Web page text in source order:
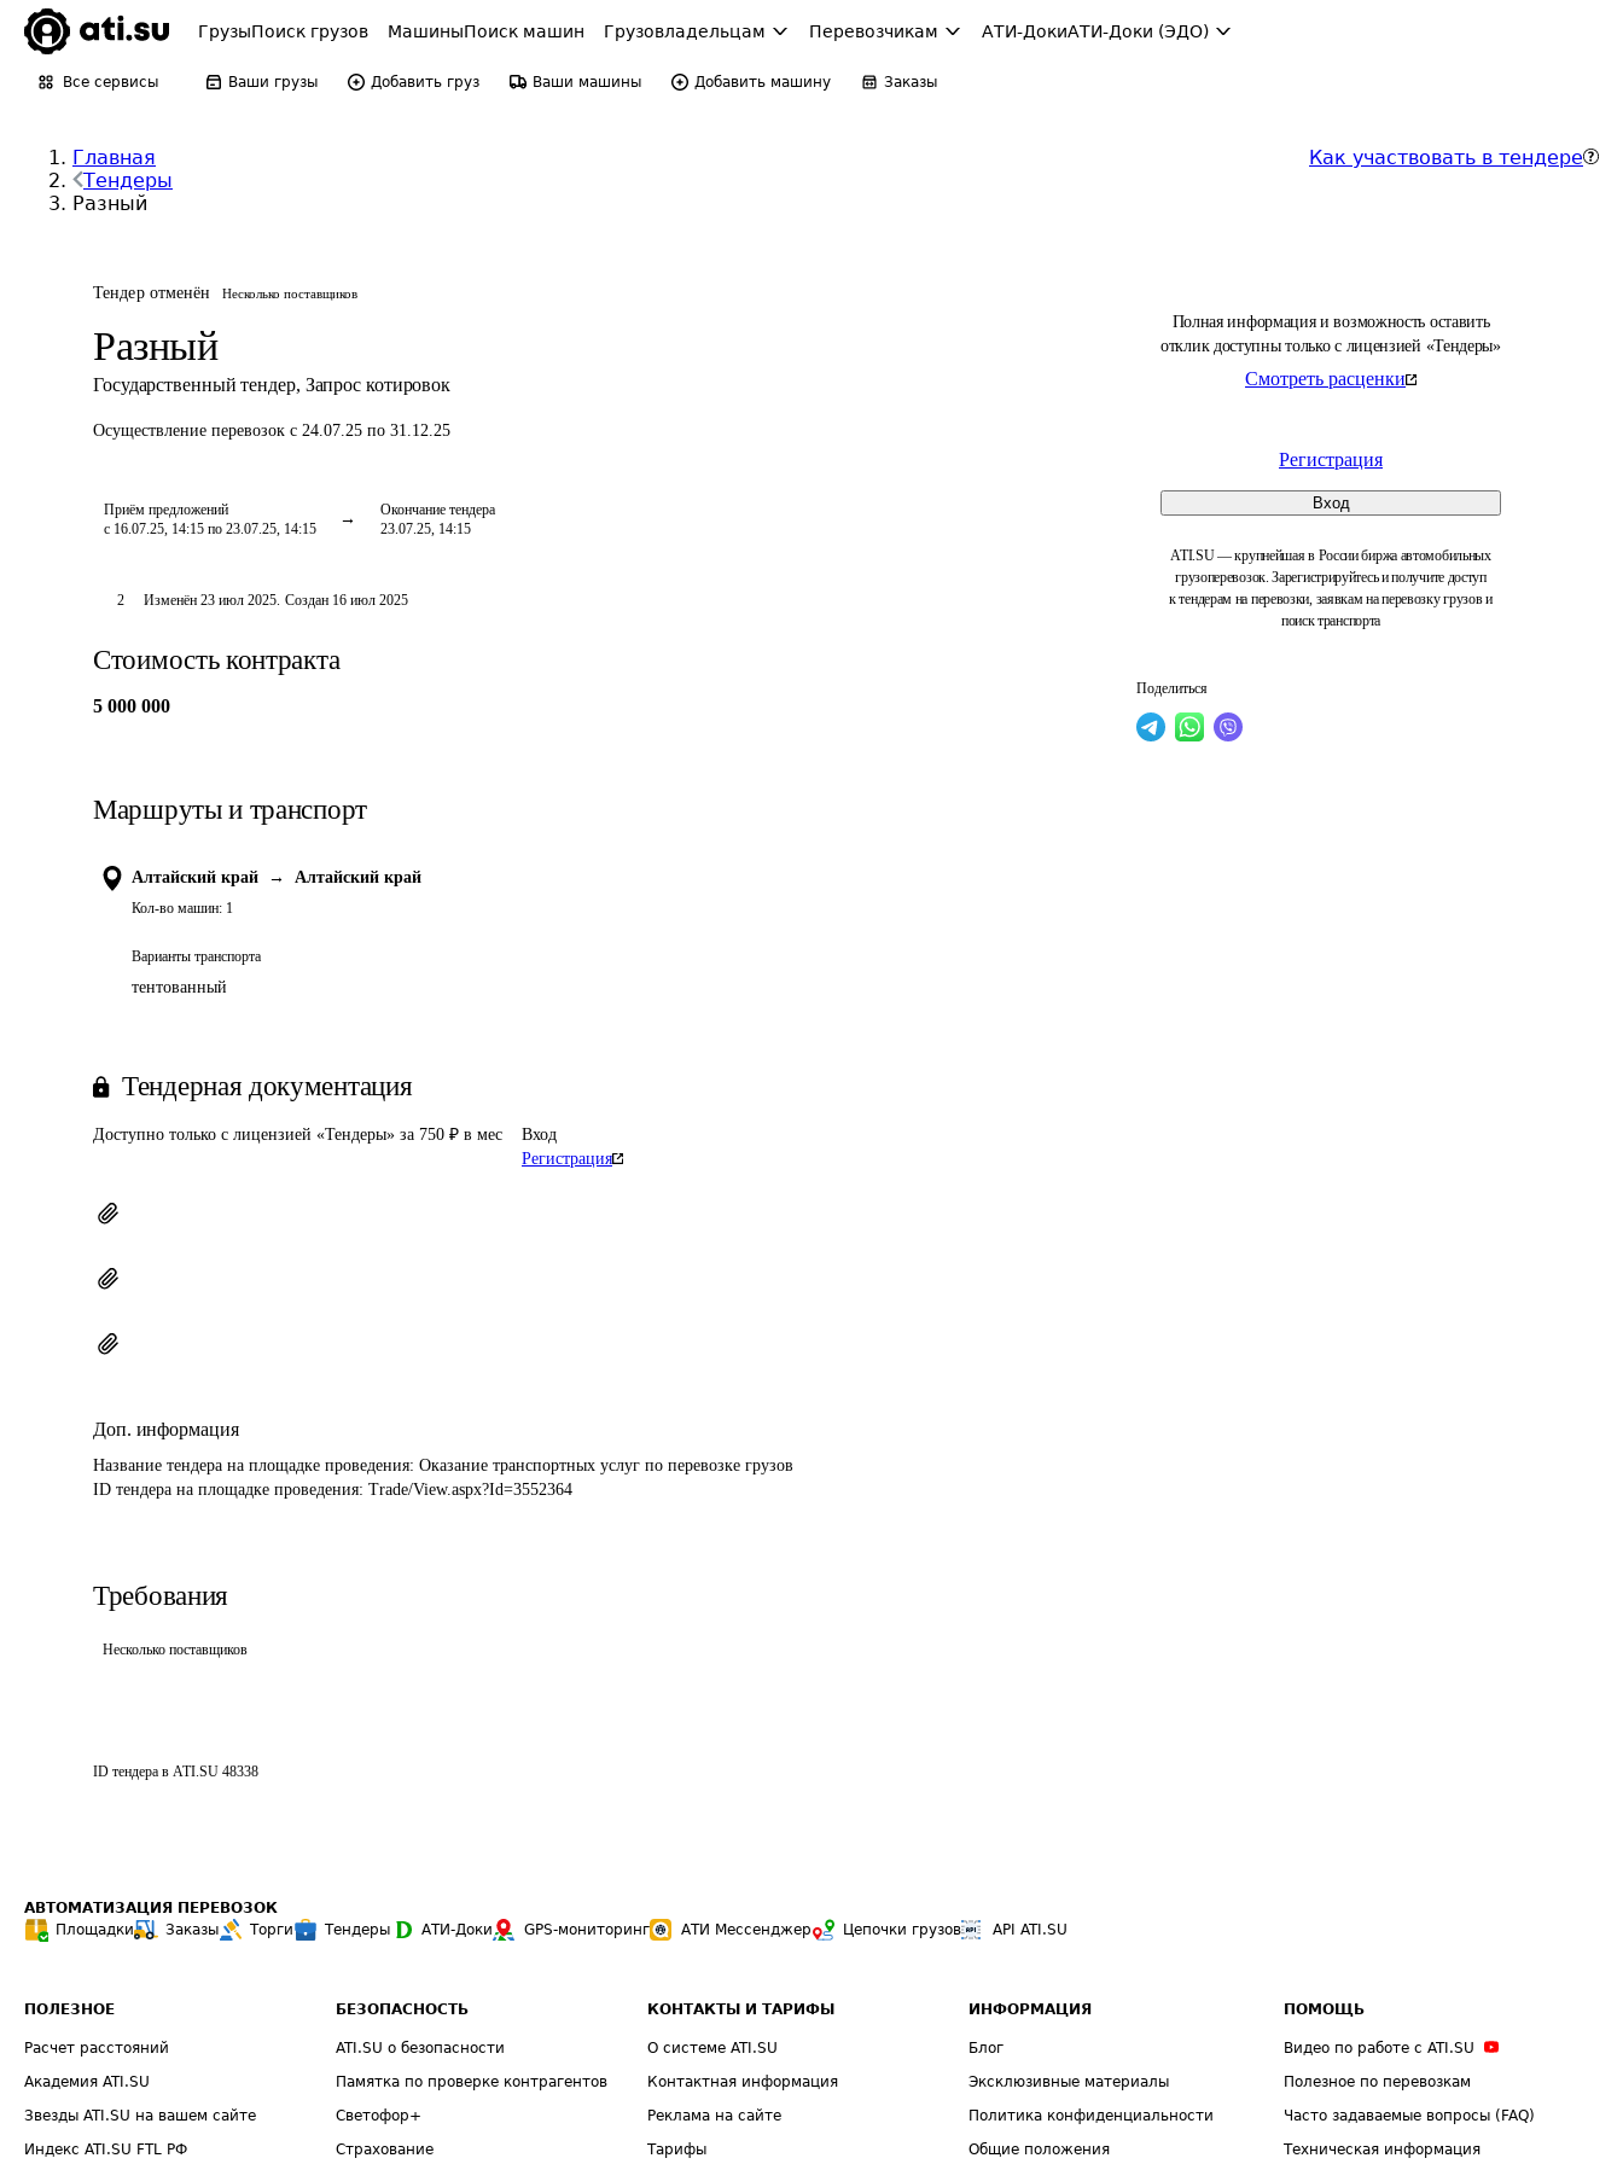
ГрузыПоиск грузов МашиныПоиск машин Грузовладельцам Перевозчикам АТИ-ДокиАТИ-Доки (ЭДО)
Все сервисы Ваши грузы Добавить груз Ваши машины Добавить машину Заказы
Главная
Тендеры
Разный
Как участвовать в тендере
Тендер отменён Несколько поставщиков
Разный
Государственный тендер, Запрос котировок
Осуществление перевозок с 24.07.25 по 31.12.25
Приём предложений
с 16.07.25, 14:15 по 23.07.25, 14:15
Окончание тендера
23.07.25, 14:15
Полная информация и возможность оставить
отклик доступны только с лицензией «Тендеры»
Смотреть расценки
Регистрация
Вход
ATI.SU — крупнейшая в России биржа автомобильных
грузоперевозок. Зарегистрируйтесь и получите доступ
к тендерам на перевозки, заявкам на перевозку грузов и
поиск транспорта
Поделиться
2 Изменён 23 июл 2025. Создан 16 июл 2025
Стоимость контракта
5 000 000
Маршруты и транспорт
Алтайский край → Алтайский край
Кол-во машин: 1
Варианты транспорта
тентованный
Тендерная документация
Доступно только с лицензией «Тендеры» за 750 ₽ в мес
Вход
Регистрация
Доп. информация
Название тендера на площадке проведения:
ID тендера на площадке проведения: Trade/View.aspx?Id=3552364
Требования
Несколько поставщиков
ID тендера в ATI.SU 48338
АВТОМАТИЗАЦИЯ ПЕРЕВОЗОК
Площадки
Заказы Торги Тендеры АТИ-Доки GPS-мониторинг АТИ Мессенджер Цепочки грузов API ATI.SU
ПОЛЕЗНОЕ
Расчет расстояний
Академия ATI.SU
Звезды ATI.SU на вашем сайте
Индекс ATI.SU FTL РФ
БЕЗОПАСНОСТЬ
ATI.SU о безопасности
Памятка по проверке контрагентов
Светофор+
Страхование
КОНТАКТЫ И ТАРИФЫ
О системе ATI.SU
Контактная информация
Реклама на сайте
Тарифы
ИНФОРМАЦИЯ
Блог
Эксклюзивные материалы
Политика конфиденциальности
Общие положения
ПОМОЩЬ
Видео по работе с ATI.SU
Полезное по перевозкам
Часто задаваемые вопросы (FAQ)
Техническая информация